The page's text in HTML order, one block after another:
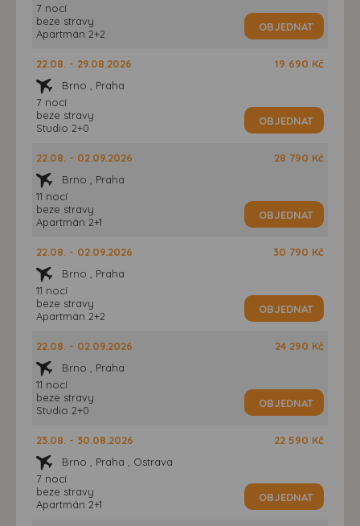
7 nocí
beze stravy
Apartmán 2+2
OBJEDNAT
22.08. - 29.08.2026
Brno , Praha
7 nocí
beze stravy
Studio 2+0
19 690 Kč
OBJEDNAT
22.08. - 02.09.2026
Brno , Praha
11 nocí
beze stravy
Apartmán 2+1
28 790 Kč
OBJEDNAT
22.08. - 02.09.2026
Brno , Praha
11 nocí
beze stravy
Apartmán 2+2
30 790 Kč
OBJEDNAT
22.08. - 02.09.2026
Brno , Praha
11 nocí
beze stravy
Studio 2+0
24 290 Kč
OBJEDNAT
23.08. - 30.08.2026
Brno , Praha , Ostrava
7 nocí
beze stravy
Apartmán 2+1
22 590 Kč
OBJEDNAT